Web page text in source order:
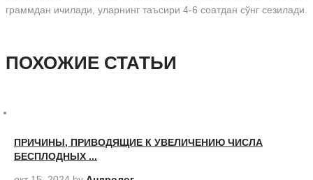
граммдан ичилади, уларнинг таъсири 4-6 соатдан сўнг сезилади.
ПОХОЖИЕ СТАТЬИ
ПРИЧИНЫ, ПРИВОДЯЩИЕ К УВЕЛИЧЕНИЮ ЧИСЛА
БЕСПЛОДНЫХ ...